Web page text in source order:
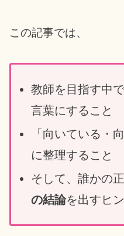
この記事では、
教師を目指す中
言葉にすること
「向いている・
に整理すること
そして、誰かの
の結論を出すヒ